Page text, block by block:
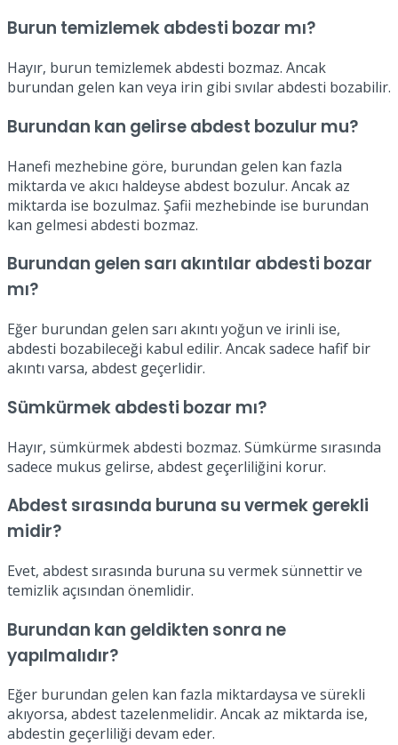
Burun temizlemek abdesti bozar mı?
Hayır, burun temizlemek abdesti bozmaz. Ancak
burundan gelen kan veya irin gibi sıvılar abdesti bozabilir.
Burundan kan gelirse abdest bozulur mu?
Hanefi mezhebine göre, burundan gelen kan fazla
miktarda ve akıcı haldeyse abdest bozulur. Ancak az
miktarda ise bozulmaz. Şafii mezhebinde ise burundan
kan gelmesi abdesti bozmaz.
Burundan gelen sarı akıntılar abdesti bozar
mı?
Eğer burundan gelen sarı akıntı yoğun ve irinli ise,
abdesti bozabileceği kabul edilir. Ancak sadece hafif bir
akıntı varsa, abdest geçerlidir.
Sümkürmek abdesti bozar mı?
Hayır, sümkürmek abdesti bozmaz. Sümkürme sırasında
sadece mukus gelirse, abdest geçerliliğini korur.
Abdest sırasında buruna su vermek gerekli
midir?
Evet, abdest sırasında buruna su vermek sünnettir ve
temizlik açısından önemlidir.
Burundan kan geldikten sonra ne
yapılmalıdır?
Eğer burundan gelen kan fazla miktardaysa ve sürekli
akıyorsa, abdest tazelenmelidir. Ancak az miktarda ise,
abdestin geçerliliği devam eder.